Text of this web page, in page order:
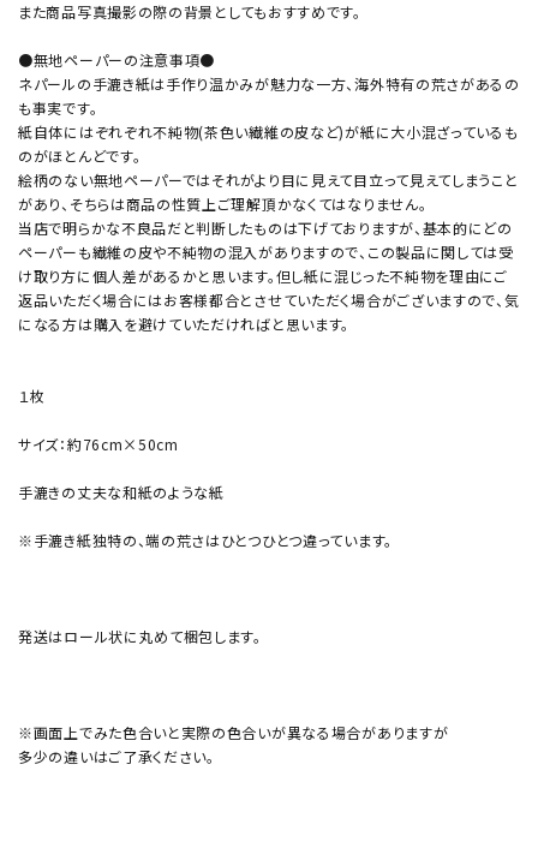
また商品写真撮影の際の背景としてもおすすめです。
●無地ペーパーの注意事項●
ネパールの手漉き紙は手作り温かみが魅力な一方、海外特有の荒さがあるの
も事実です。
紙自体にはぞれぞれ不純物(茶色い繊維の皮など)が紙に大小混ざっているも
のがほとんどです。
絵柄のない無地ペーパーではそれがより目に見えて目立って見えてしまうこと
があり、そちらは商品の性質上ご理解頂かなくてはなりません。
当店で明らかな不良品だと判断したものは下げておりますが、基本的にどの
ペーパーも繊維の皮や不純物の混入がありますので、この製品に関しては受
け取り方に個人差があるかと思います。但し紙に混じった不純物を理由にご
返品いただく場合にはお客様都合とさせていただく場合がございますので、気
になる方は購入を避けていただければと思います。
１枚
サイズ：約76cm×50cm
手漉きの丈夫な和紙のような紙
※手漉き紙独特の、端の荒さはひとつひとつ違っています。
発送はロール状に丸めて梱包します。
※画面上でみた色合いと実際の色合いが異なる場合がありますが
多少の違いはご了承ください。